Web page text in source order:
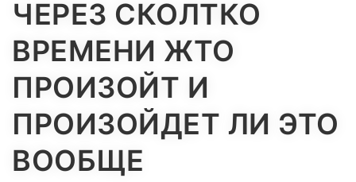
ЧЕРЕЗ СКОЛТКО
ВРЕМЕНИ ЖТО
ПРОИЗОЙТ И
ПРОИЗОЙДЕТ ЛИ ЭТО
ВООБЩЕ